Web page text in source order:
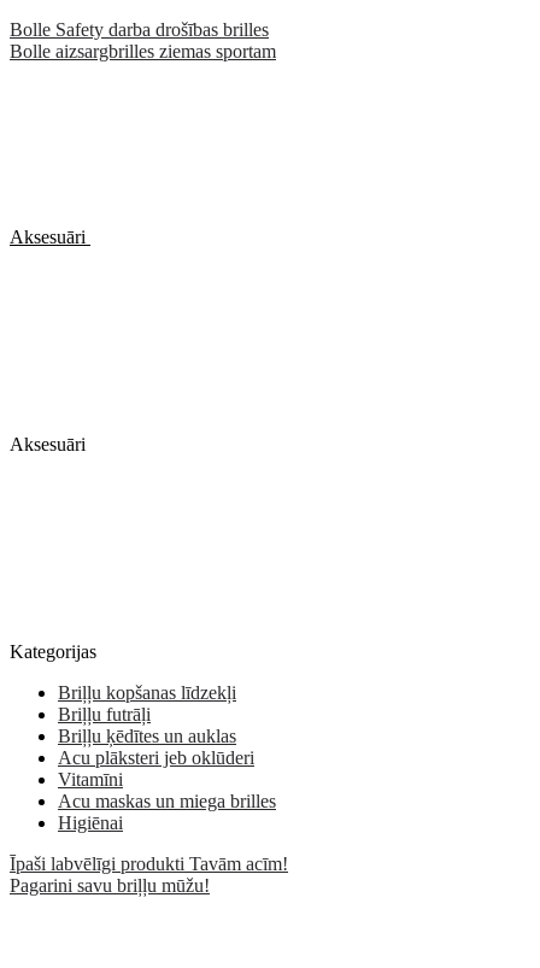
Bolle Safety darba drošības brilles
Bolle aizsargbrilles ziemas sportam
Aksesuāri
Aksesuāri
Kategorijas
Briļļu kopšanas līdzekļi
Briļļu futrāļi
Briļļu ķēdītes un auklas
Acu plāksteri jeb oklūderi
Vitamīni
Acu maskas un miega brilles
Higiēnai
Īpaši labvēlīgi produkti Tavām acīm!
Pagarini savu briļļu mūžu!